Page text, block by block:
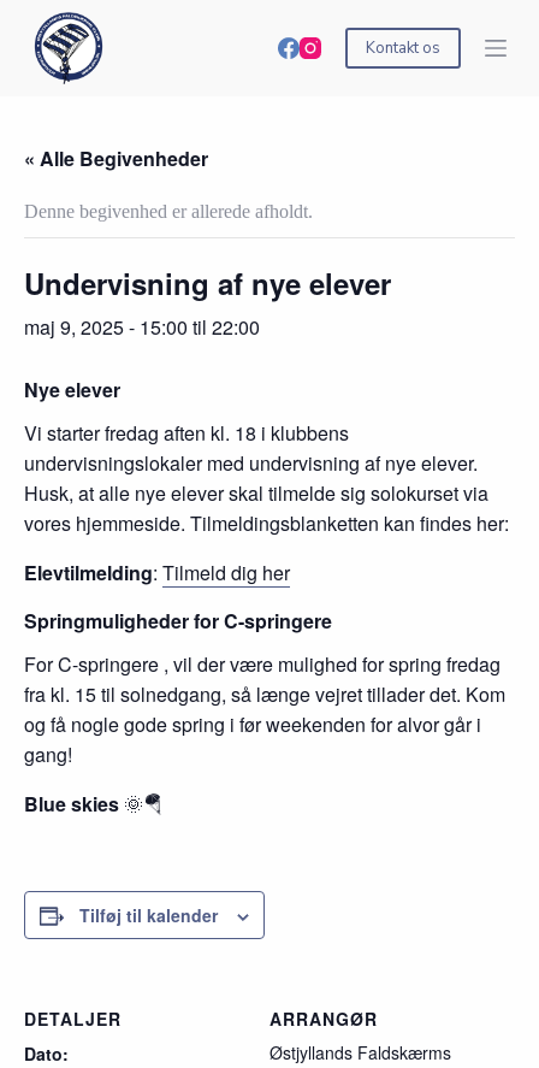
c
t
e
Kontakt os
« Alle Begivenheder
Denne begivenhed er allerede afholdt.
Undervisning af nye elever
maj 9, 2025 - 15:00 til 22:00
Nye elever
Vi starter fredag aften kl. 18 i klubbens
undervisningslokaler med undervisning af nye elever.
Husk, at alle nye elever skal tilmelde sig solokurset via
vores hjemmeside. Tilmeldingsblanketten kan findes her:
Elevtilmelding: Tilmeld dig her
Springmuligheder for C-springere
For C-springere , vil der være mulighed for spring fredag
fra kl. 15 til solnedgang, så længe vejret tillader det. Kom
og få nogle gode spring i før weekenden for alvor går i
gang!
Blue skies 🌞🪂
Tilføj til kalender
DETALJER
Dato:
ARRANGØR
Østjyllands Faldskærms